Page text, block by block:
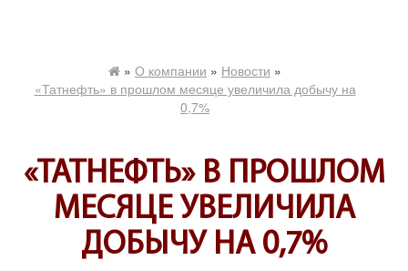
» О компании » Новости »
«Татнефть» в прошлом месяце увеличила добычу на
0,7%
«ТАТНЕФТЬ» В ПРОШЛОМ
МЕСЯЦЕ УВЕЛИЧИЛА
ДОБЫЧУ НА 0,7%